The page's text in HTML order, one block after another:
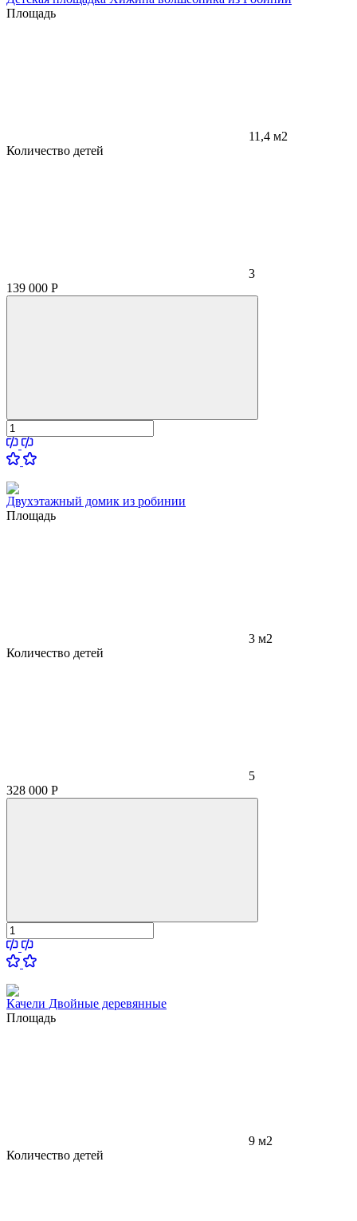
Площадь
11,4 м2
Количество детей
3
139 000 Р
Двухэтажный домик из робинии
Площадь
3 м2
Количество детей
5
328 000 Р
Качели Двойные деревянные
Площадь
9 м2
Количество детей